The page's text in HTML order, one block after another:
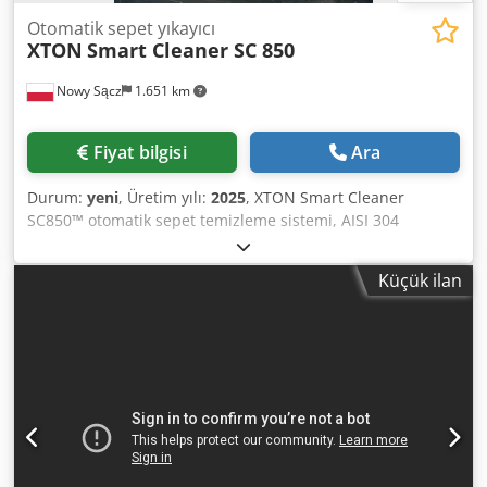
Nowy Sącz 1.651 km
Otomatik sepet yıkayıcı
XTON Smart Cleaner SC 850
Fiyat bilgisi Ara
Durum: yeni, Üretim yılı: 2025, XTON Smart Cleaner
SC850™ otomatik sepet temizleme sistemi, AISI 304
paslanmaz çelik ve AISI 316 aside dayanıklı çelikten
yapılmıştır ve çeşitli endüstrilerde ve otomotiv sektöründe
kullanılmak üzere tasarlanmıştır. Temizleme sistemi,
geliştirilmiştir. Ünite, 80°C'ye kadar sıcaklıklarda kapalı
devre bir sistemde çalışır. Standart ekipman 85 cm
çapında döner bir sepet ve sıvının hızlı bir şekilde
Küçük ilan